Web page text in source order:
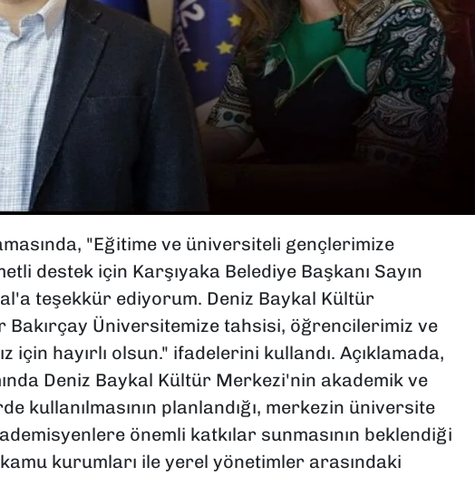
"Eğitime ve üniversiteli gençlerimize
destek için Karşıyaka Belediye Başkanı Sayın
teşekkür ediyorum. Deniz Baykal Kültür
Üniversitemize tahsisi, öğrencilerimiz ve
için hayırlı olsun." ifadelerini kullandı. Açıklamada,
Deniz Baykal Kültür Merkezi'nin akademik ve
kullanılmasının planlandığı, merkezin üniversite
önemli katkılar sunmasının beklendiği
kurumları ile yerel yönetimler arasındaki